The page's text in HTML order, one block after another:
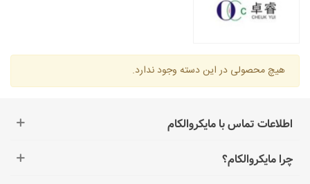
هیچ محصولی در این دسته وجود ندارد.
اطلاعات تماس با مایکروالکام
چرا مایکروالکام؟